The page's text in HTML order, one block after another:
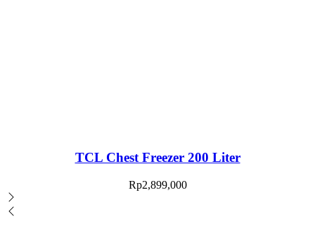
TCL Chest Freezer 200 Liter
Rp2,899,000